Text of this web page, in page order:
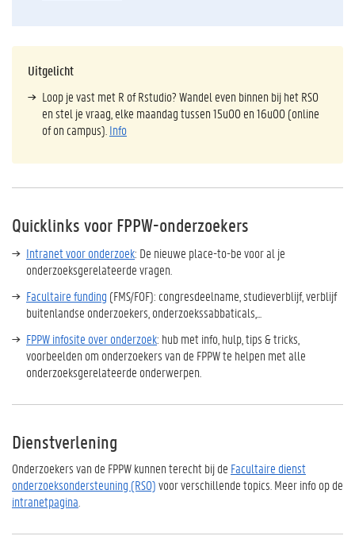
Uitgelicht
Loop je vast met R of Rstudio? Wandel even binnen bij het RSO
en stel je vraag, elke maandag tussen 15u00 en 16u00 (online
of on campus). Info
Quicklinks voor FPPW-onderzoekers
Intranet voor onderzoek: De nieuwe place-to-be voor al je
onderzoeksgerelateerde vragen.
Facultaire funding (FMS/FOF): congresdeelname, studieverblijf, verblijf
buitenlandse onderzoekers, onderzoekssabbaticals,...
FPPW infosite over onderzoek: hub met info, hulp, tips & tricks,
voorbeelden om onderzoekers van de FPPW te helpen met alle
onderzoeksgerelateerde onderwerpen.
Dienstverlening
Onderzoekers van de FPPW kunnen terecht bij de Facultaire dienst
onderzoeksondersteuning (RSO)voor verschillende topics. Meer info op de
intranetpagina